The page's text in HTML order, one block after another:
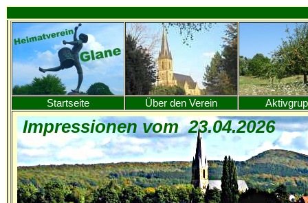
Startseite Über den Verein
Impressionen vom 23.04.2026